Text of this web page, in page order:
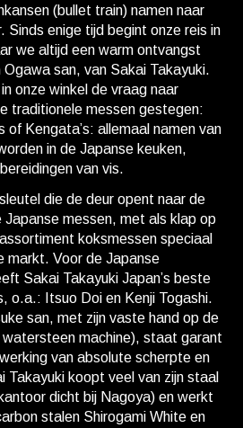
(bullet train) namen naar
Sinds enige tijd begint onze reis in
we altijd een warm ontvangst
Ogawa san, van Sakai Takayuki.
onze winkel de vraag naar
traditionele messen gestegen:
of Kengata’s: allemaal namen van
in de Japanse keuken,
van vis.
die de deur opent naar de
messen, met als klap op
koksmessen speciaal
markt. Voor de Japanse
Sakai Takayuki Japan’s beste
o.a.: Itsuo Doi en Kenji Togashi.
san, met zijn vaste hand op de
watersteen machine), staat garant
van absolute scherpte en
Takayuki koopt veel van zijn staal
dicht bij Nagoya) en werkt
stalen Shirogami White en